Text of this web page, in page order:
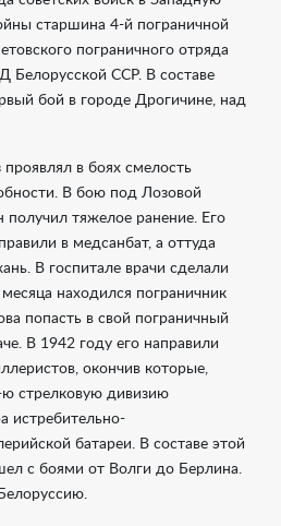
старшина 4-й пограничной
пограничного отряда
Белорусской ССР. В составе
бой в городе Дрогичине, над
проявлял в боях смелость
В бою под Лозовой
получил тяжелое ранение. Его
в медсанбат, а оттуда
В госпитале врачи сделали
находился пограничник
попасть в свой пограничный
В 1942 году его направили
окончив которые,
ю стрелковую дивизию
истребительно-
батареи. В составе этой
с боями от Волги до Берлина.